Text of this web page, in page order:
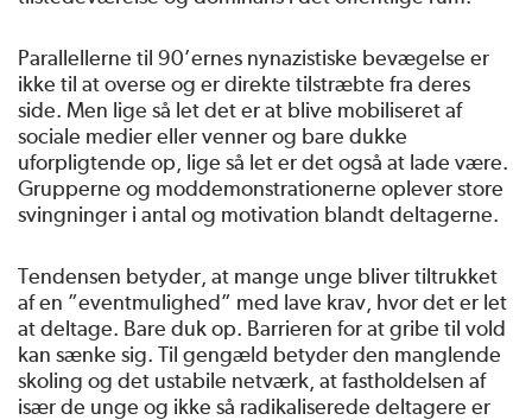
Parallellerne til 90’ernes nynazistiske bevægelse er
ikke til at overse og er direkte tilstræbte fra deres
side. Men lige så let det er at blive mobiliseret af
sociale medier eller venner og bare dukke
uforpligtende op, lige så let er det også at lade være.
Grupperne og moddemonstrationerne oplever store
svingninger i antal og motivation blandt deltagerne.
Tendensen betyder, at mange unge bliver tiltrukket
af en ”eventmulighed” med lave krav, hvor det er let
at deltage. Bare duk op. Barrieren for at gribe til vold
kan sænke sig. Til gengæld betyder den manglende
skoling og det ustabile netværk, at fastholdelsen af
især de unge og ikke så radikaliserede deltagere er